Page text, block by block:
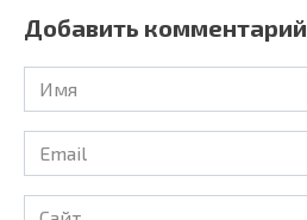
Добавить комментарий
Имя
Email
Сайт